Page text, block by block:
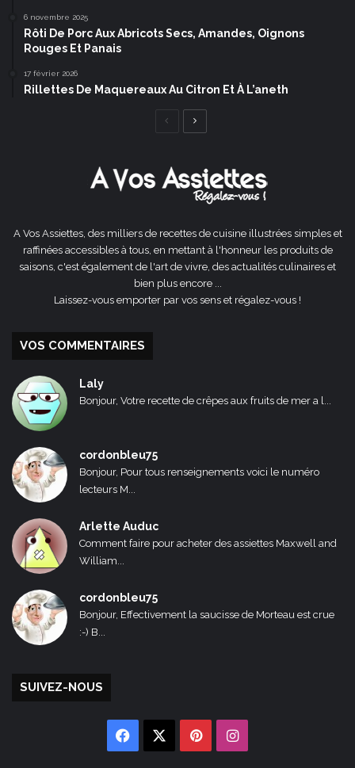
6 novembre 2025
Rôti De Porc Aux Abricots Secs, Amandes, Oignons
Rouges Et Panais
17 février 2026
Rillettes De Maquereaux Au Citron Et À L’aneth
Page
A Vos Assiettes, des milliers de recettes de cuisine illustrées simples et
raffinées accessibles à tous, en mettant à l'honneur les produits de
saisons, c'est également de l'art de vivre, des actualités culinaires et
bien plus encore ...
Laissez-vous emporter par vos sens et régalez-vous !
VOS COMMENTAIRES
Laly
Bonjour, Votre recette de crêpes aux fruits de mer a l...
cordonbleu75
Bonjour, Pour tous renseignements voici le numéro
lecteurs M...
Arlette Auduc
Comment faire pour acheter des assiettes Maxwell and
William...
cordonbleu75
Bonjour, Effectivement la saucisse de Morteau est crue
:-) B...
SUIVEZ-NOUS
Facebook PinterestInstagram